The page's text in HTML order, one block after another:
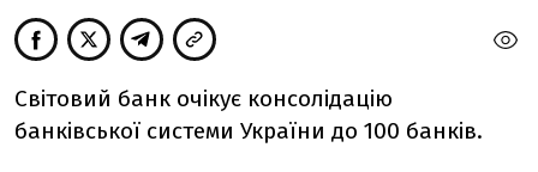
Світовий банк очікує консолідацію
банківської системи України до 100 банків.